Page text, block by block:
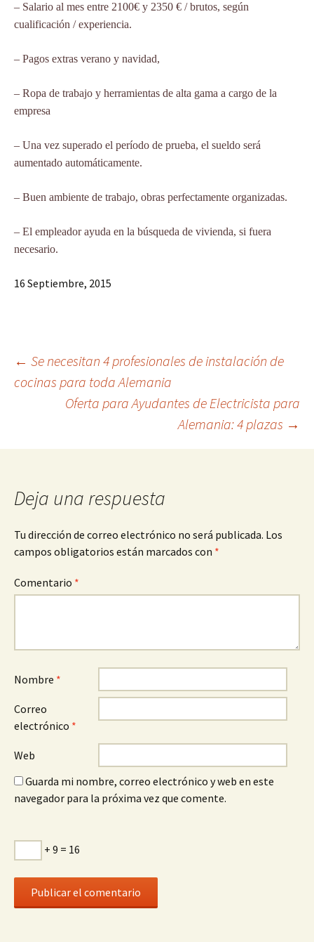
– Salario al mes entre 2100€ y 2350 € / brutos, según
cualificación / experiencia.
– Pagos extras verano y navidad,
– Ropa de trabajo y herramientas de alta gama a cargo de la
empresa
– Una vez superado el período de prueba, el sueldo será
aumentado automáticamente.
– Buen ambiente de trabajo, obras perfectamente organizadas.
– El empleador ayuda en la búsqueda de vivienda, si fuera
necesario.
16 Septiembre, 2015
Navegación
de
← Se necesitan 4 profesionales de instalación de
cocinas para toda Alemania
Oferta para Ayudantes de Electricista para
Alemania: 4 plazas →
Deja una respuesta
Tu dirección de correo electrónico no será publicada. Los
campos obligatorios están marcados con *
Comentario *
Nombre *
Correo
electrónico *
Web
Guarda mi nombre, correo electrónico y web en este
navegador para la próxima vez que comente.
+ 9 = 16